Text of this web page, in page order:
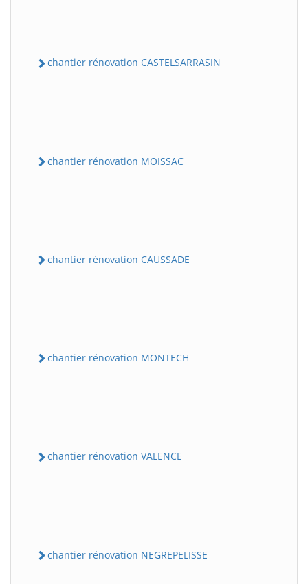
chantier rénovation CASTELSARRASIN
chantier rénovation MOISSAC
chantier rénovation CAUSSADE
chantier rénovation MONTECH
chantier rénovation VALENCE
chantier rénovation NEGREPELISSE